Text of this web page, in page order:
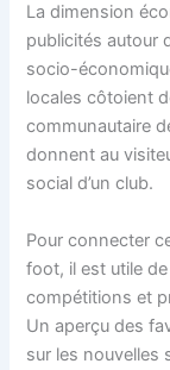
La dimension
publicités autour
socio-
locales côtoient
communautaire
donnent au
social d’un club.
Pour connecter
foot, il est utile
compétitions et
Un aperçu des
sur les nouvelles